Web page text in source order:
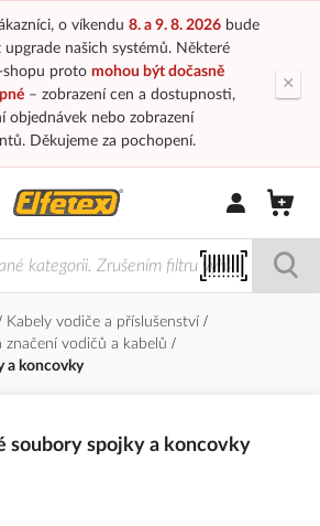
o víkendu 8. a 9. 8. 2026bude
upgrade našich systémů. Některé
shopu proto mohou být dočasně
– zobrazení cen a dostupnosti,
objednávek nebo zobrazení
Děkujeme za pochopení.
×
Přihlásit/
Kabely vodiče a příslušenství
vodičů a kabelů
a koncovky
soubory spojky a koncovky